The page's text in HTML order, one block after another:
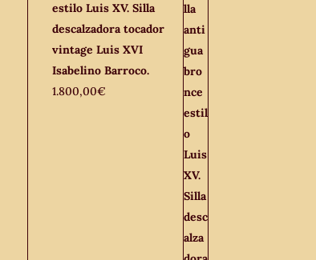
estilo Luis XV. Silla
descalzadora tocador
vintage Luis XVI
Isabelino Barroco.
1.800,00€